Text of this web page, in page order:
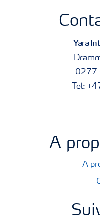
Yara
0277
Tel:
A
A